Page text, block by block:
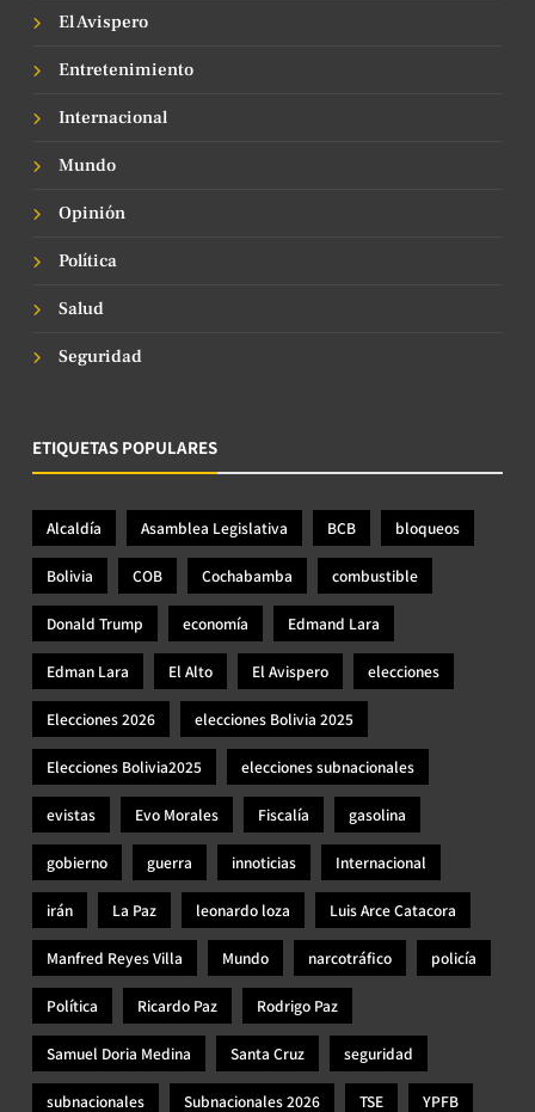
El Avispero
Entretenimiento
Internacional
Mundo
Opinión
Política
Salud
Seguridad
ETIQUETAS POPULARES
Alcaldía Asamblea Legislativa BCB bloqueos
Bolivia COB Cochabamba combustible
Donald Trump economía Edmand Lara
Edman Lara El Alto El Avispero elecciones
Elecciones 2026 elecciones Bolivia 2025
Elecciones Bolivia2025 elecciones subnacionales
evistas Evo Morales Fiscalía gasolina
gobierno guerra innoticias Internacional
irán La Paz leonardo loza Luis Arce Catacora
Manfred Reyes Villa Mundo narcotráfico policía
Política Ricardo Paz Rodrigo Paz
Samuel Doria Medina Santa Cruz seguridad
subnacionales Subnacionales 2026 TSE YPFB